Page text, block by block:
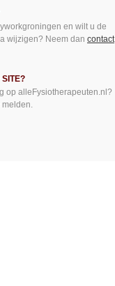
en wilt u de
wijzigen? Neem dan contact
SITE?
op alleFysiotherapeuten.nl?
melden.